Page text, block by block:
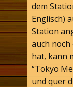
dem
Englisch)
Station
auch noch
hat, kann
“Tokyo
und quer